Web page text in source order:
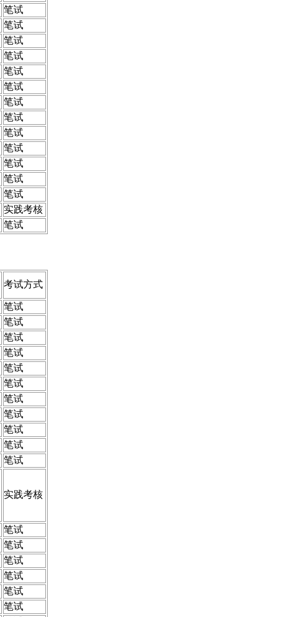
笔试
笔试
笔试
笔试
笔试
笔试
笔试
笔试
笔试
笔试
笔试
笔试
笔试
实践考核
笔试
考试方式
笔试
笔试
笔试
笔试
笔试
笔试
笔试
笔试
笔试
笔试
笔试
实践考核
笔试
笔试
笔试
笔试
笔试
笔试